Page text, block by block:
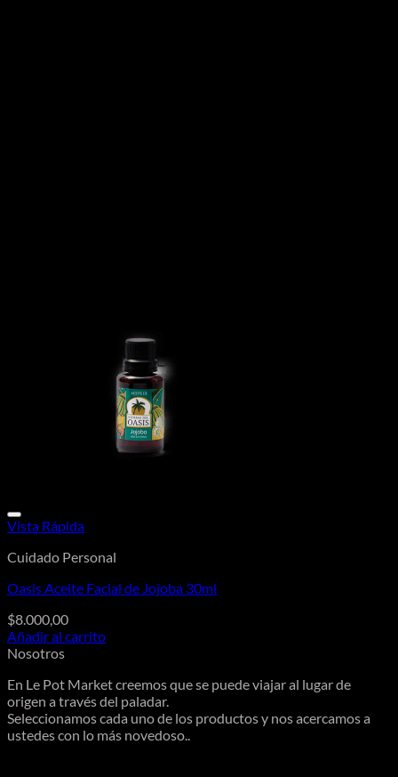
Vista Rápida
Cuidado Personal
Oasis Aceite Facial de Jojoba 30ml
$8.000,00
Añadir al carrito
Nosotros
En Le Pot Market creemos que se puede viajar al lugar de
origen a través del paladar.
Seleccionamos cada uno de los productos y nos acercamos a
ustedes con lo más novedoso..